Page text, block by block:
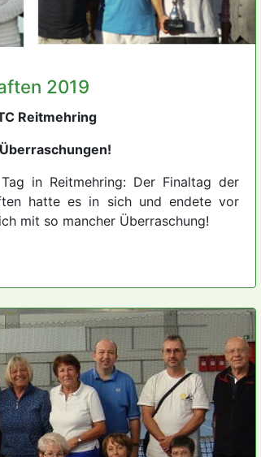
2019
Reitmehring
in Reitmehring: Der Finaltag der
hatte es in sich und endete vor
mit so mancher Überraschung!